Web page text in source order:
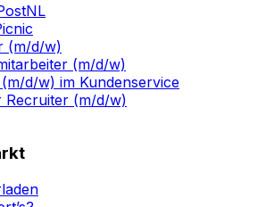
(m/d/w)
(m/d/w)
d/w) im Kundenservice
Recruiter (m/d/w)